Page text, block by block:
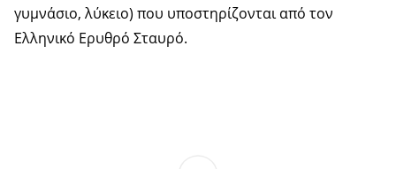
γυμνάσιο, λύκειο) που υποστηρίζονται από τον
Ελληνικό Ερυθρό Σταυρό.